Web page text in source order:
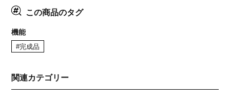
この商品のタグ
機能
#完成品
関連カテゴリー